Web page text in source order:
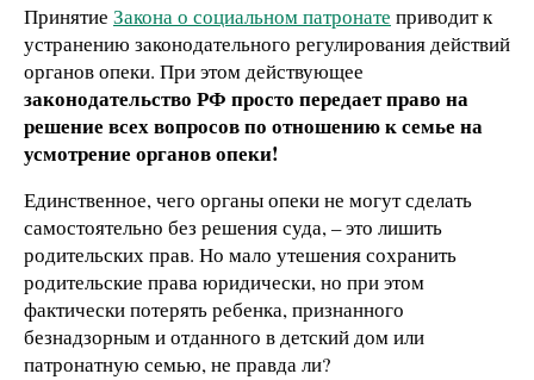
Принятие Закона о социальном патронате приводит к
устранению законодательного регулирования действий
органов опеки. При этом действующее
законодательство РФ просто передает право на
решение всех вопросов по отношению к семье на
усмотрение органов опеки!
Единственное, чего органы опеки не могут сделать
самостоятельно без решения суда, – это лишить
родительских прав. Но мало утешения сохранить
родительские права юридически, но при этом
фактически потерять ребенка, признанного
безнадзорным и отданного в детский дом или
патронатную семью, не правда ли?